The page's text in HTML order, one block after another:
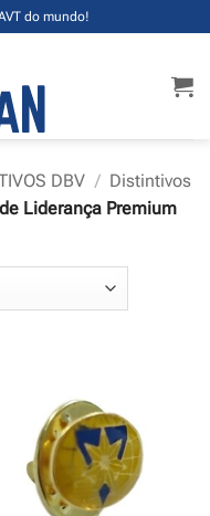
do mundo!
DBV / Distintivos
Liderança Premium